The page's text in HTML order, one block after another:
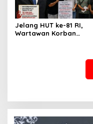
Jelang HUT ke-81 RI,
Wartawan Korban